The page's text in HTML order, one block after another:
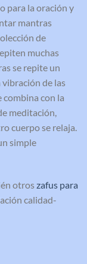
para la oración y
mantras
de
muchas
se repite un
vibración de las
combina con la
meditación,
cuerpo se relaja.
simple
otroszafus para
calidad-